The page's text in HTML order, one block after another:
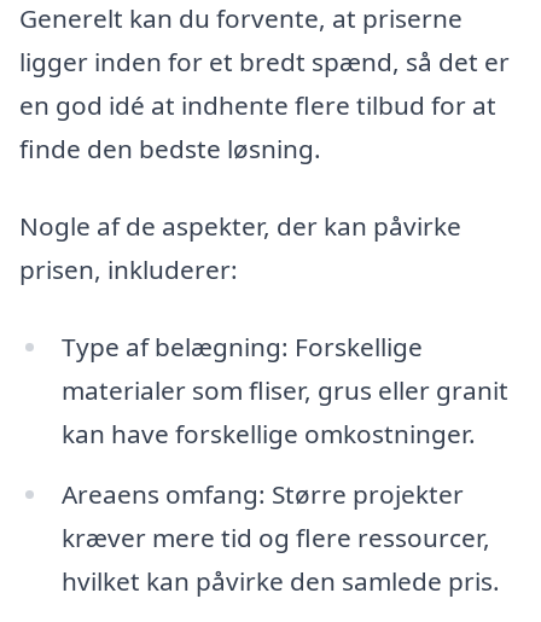
Generelt kan du forvente, at priserne
ligger inden for et bredt spænd, så det er
en god idé at indhente flere tilbud for at
finde den bedste løsning.
Nogle af de aspekter, der kan påvirke
prisen, inkluderer:
Type af belægning: Forskellige
materialer som fliser, grus eller granit
kan have forskellige omkostninger.
Areaens omfang: Større projekter
kræver mere tid og flere ressourcer,
hvilket kan påvirke den samlede pris.